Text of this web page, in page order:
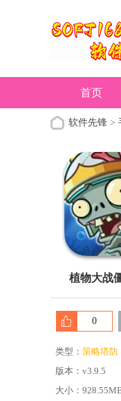
首页
软件先锋 >
植物大战
0
类型： 策略塔防
版本：v3.9.5
大小：